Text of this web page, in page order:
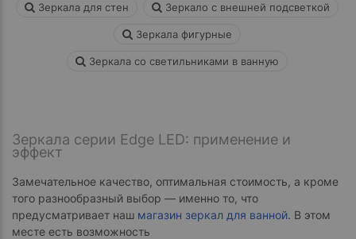
Зеркала для стен Зеркало с внешней подсветкой
Зеркала фигурные
Зеркала со светильниками в ванную
Зеркала серии Edge LED: применение и
эффект
Замечательное качество, оптимальная стоимость, а кроме
того разнообразный выбор — именно то, что
предусматривает наш магазин зеркал для ванной. В этом
месте есть возможность